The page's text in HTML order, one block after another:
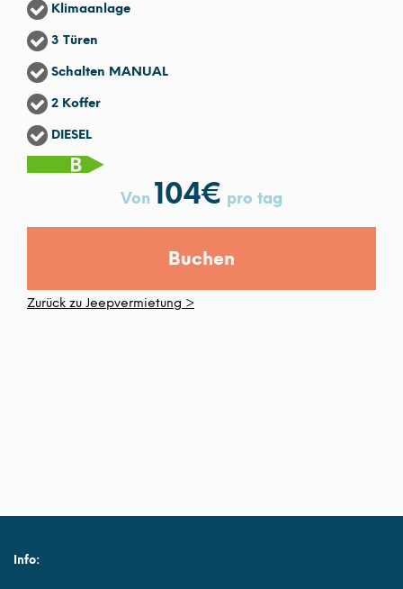
Klimaanlage
3 Türen
Schalten MANUAL
2 Koffer
DIESEL
Von 104€ pro tag
Buchen
Zurück zu Jeepvermietung >
Info: